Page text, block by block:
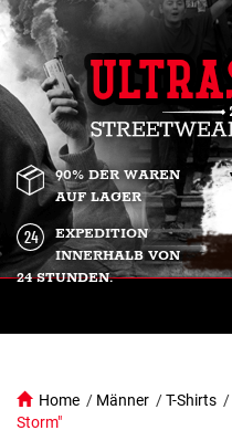
90% DER WAREN
AUF LAGER
EXPEDITION
INNERHALB VON
24 STUNDEN.
Home / Männer /T-Shirts /
Storm"